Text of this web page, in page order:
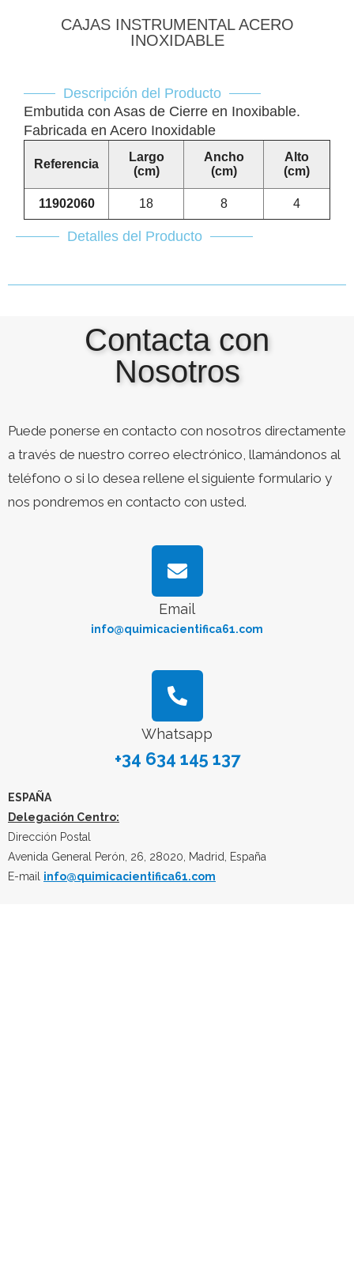
CAJAS INSTRUMENTAL ACERO
INOXIDABLE
Descripción del Producto
Embutida con Asas de Cierre en Inoxibable.
Fabricada en Acero Inoxidable
Referencia
Largo
(cm)
Ancho
(cm)
Alto
(cm)
11902060 18 8 4
Detalles del Producto
Contacta con
Nosotros
Puede ponerse en contacto con nosotros directamente
a través de nuestro correo electrónico, llamándonos al
teléfono o si lo desea rellene el siguiente formulario y
nos pondremos en contacto con usted.
Email
info@quimicacientifica61.com
Whatsapp
+34 634 145 137
ESPAÑA
Delegación Centro:
Dirección Postal
Avenida General Perón, 26, 28020, Madrid, España
E-mail info@quimicacientifica61.com